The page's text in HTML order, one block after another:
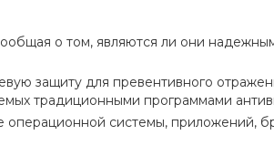
о том, являются ли они
защиту для превентивного
традиционными программами
операционной системы, приложений,